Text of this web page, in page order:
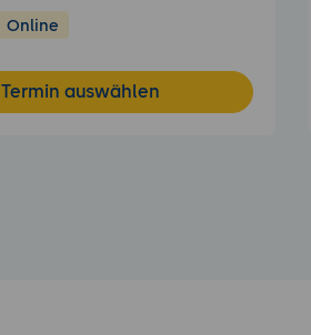
Online
Termin auswählen